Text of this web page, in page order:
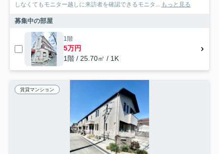
しなくてもモニター越しに来訪者を確認できるモニタ... もっと見る
募集中の部屋
1階
5万円
1階 / 25.70㎡ / 1K
賃貸マンション